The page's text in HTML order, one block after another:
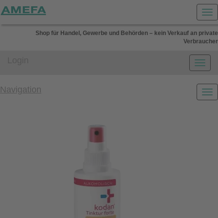
Shop für Handel, Gewerbe und Behörden – kein Verkauf an private
Verbraucher
Navigation